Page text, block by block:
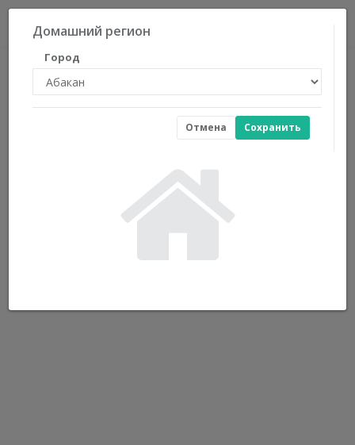
Домашний регион
Город
Сохранить
Отмена